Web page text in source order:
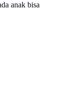
anak bisa